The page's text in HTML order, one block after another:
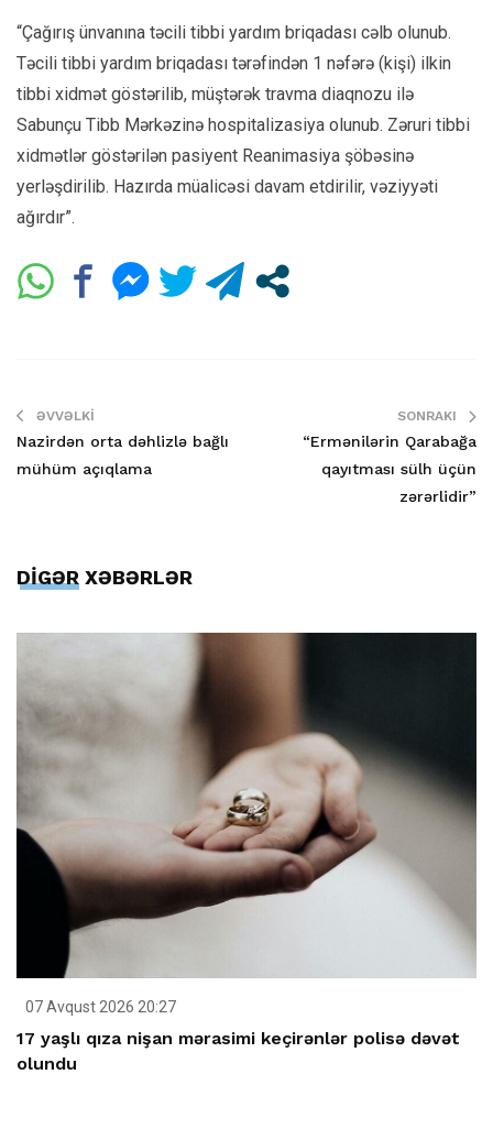
“Çağırış ünvanına təcili tibbi yardım briqadası cəlb olunub.
Təcili tibbi yardım briqadası tərəfindən 1 nəfərə (kişi) ilkin
tibbi xidmət göstərilib, müştərək travma diaqnozu ilə
Sabunçu Tibb Mərkəzinə hospitalizasiya olunub. Zəruri tibbi
xidmətlər göstərilən pasiyent Reanimasiya şöbəsinə
yerləşdirilib. Hazırda müalicəsi davam etdirilir, vəziyyəti
ağırdır”.
ƏVVƏLKI
Nazirdən orta dəhlizlə bağlı
mühüm açıqlama
SONRAKI
“Ermənilərin Qarabağa
qayıtması sülh üçün
zərərlidir”
DİGƏR XƏBƏRLƏR
07 Avqust 2026 20:27
17 yaşlı qıza nişan mərasimi keçirənlər polisə dəvət
olundu